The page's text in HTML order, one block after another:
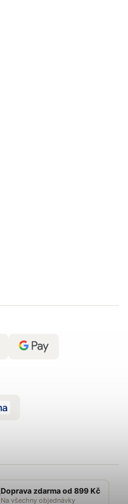
Doprava zdarma od 899 Kč
Na všechny objednávky